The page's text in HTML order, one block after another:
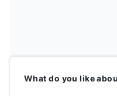
What do you like